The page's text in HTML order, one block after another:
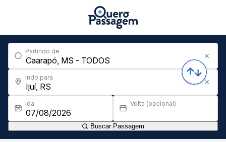
Partindo de
Indo para
Ida Volta (opcional)
Buscar Passagem